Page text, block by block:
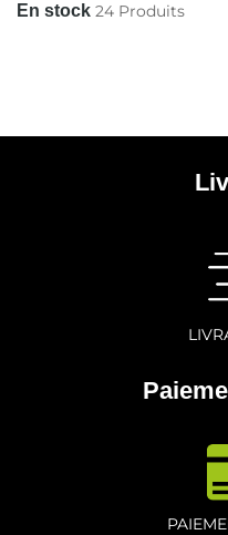
En stock 24 Produits